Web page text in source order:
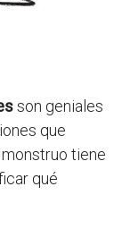
son geniales
que
tiene
qué